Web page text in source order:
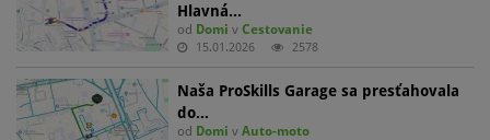
Hlavná…
od Domi vCestovanie
15.01.2026 2578
Naša ProSkills Garage sa presťahovala
do…
od Domi vAuto-moto